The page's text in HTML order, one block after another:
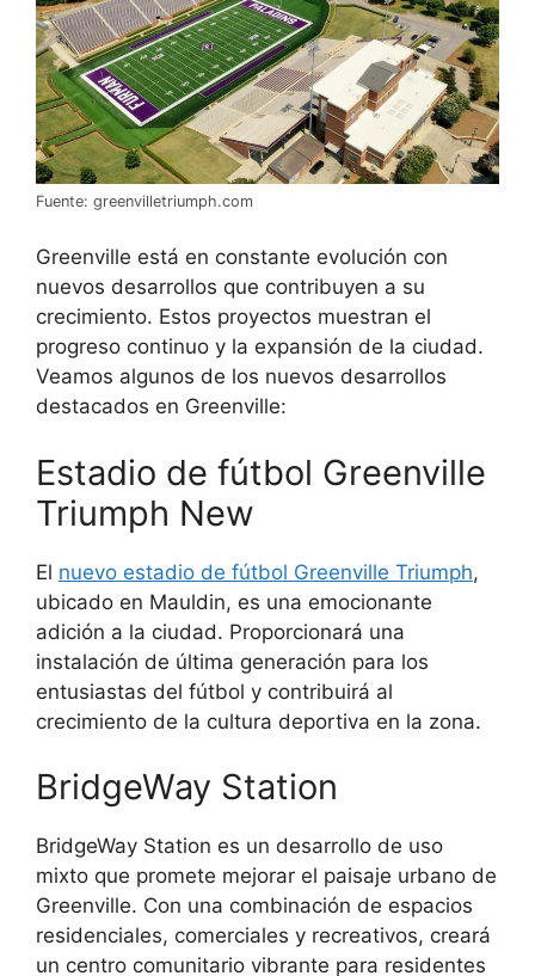
Fuente: greenvilletriumph.com
Greenville está en constante evolución con
nuevos desarrollos que contribuyen a su
crecimiento. Estos proyectos muestran el
progreso continuo y la expansión de la ciudad.
Veamos algunos de los nuevos desarrollos
destacados en Greenville:
Estadio de fútbol Greenville
Triumph New
El nuevo estadio de fútbol Greenville Triumph,
ubicado en Mauldin, es una emocionante
adición a la ciudad. Proporcionará una
instalación de última generación para los
entusiastas del fútbol y contribuirá al
crecimiento de la cultura deportiva en la zona.
BridgeWay Station
BridgeWay Station es un desarrollo de uso
mixto que promete mejorar el paisaje urbano de
Greenville. Con una combinación de espacios
residenciales, comerciales y recreativos, creará
un centro comunitario vibrante para residentes